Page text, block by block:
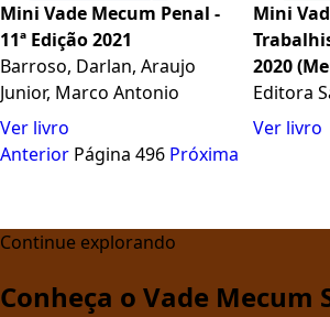
Mini Vade Mecum Penal -
11ª Edição 2021
Barroso, Darlan, Araujo
Junior, Marco Antonio
Ver livro
Mini
2020
Editora
Ver livro
Anterior Página 496 Próxima
Continue explorando
Conheça o Vade Mecum